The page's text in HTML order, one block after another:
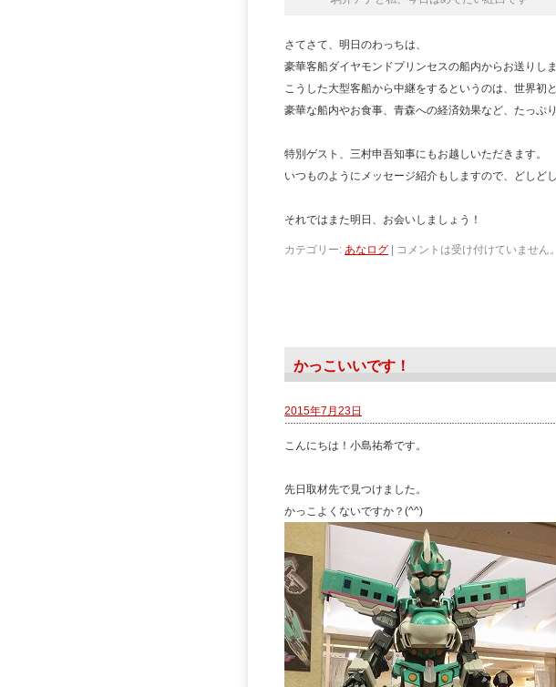
さてさて、明日のわっちは、
豪華客船ダイヤモンドプリンセスの船内からお送りしま
こうした大型客船から中継をするというのは、世界初
豪華な船内やお食事、青森への経済効果など、たっぷ
特別ゲスト、三村申吾知事にもお越しいただきます。
いつものようにメッセージ紹介もしますので、どしど
それではまた明日、お会いしましょう！
カテゴリー: あなログ コメントは受け付けていません。
かっこいいです！
2015年7月23日
こんにちは！小島祐希です。
先日取材先で見つけました。
かっこよくないですか？(^^)